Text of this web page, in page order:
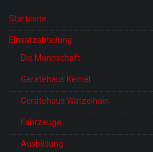
Startseite
Einsatzabteilung
Die Mannschaft
Gerätehaus Kemel
Gerätehaus Watzelhain
Fahrzeuge
Ausbildung